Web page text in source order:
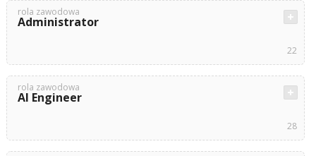
rola zawodowa
Administrator
22
rola zawodowa
AI Engineer
28